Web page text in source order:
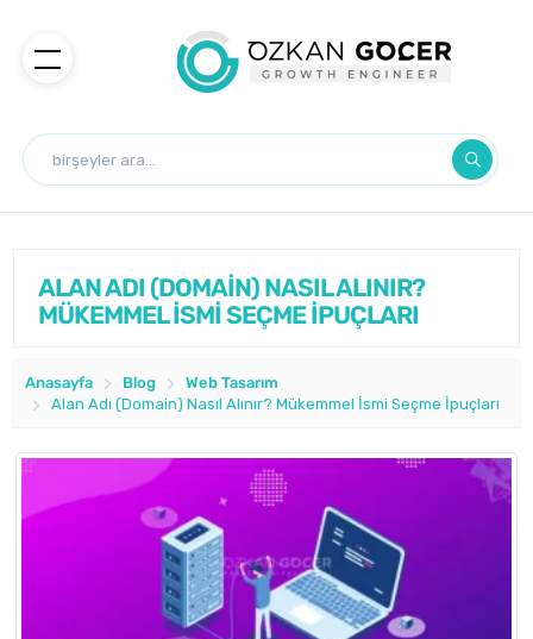
ALAN ADI (DOMAİN) NASIL ALINIR?
MÜKEMMEL İSMİ SEÇME İPUÇLARI
Anasayfa Blog
Web Tasarım
Alan Adı (Domain) Nasıl Alınır? Mükemmel İsmi Seçme İpuçları